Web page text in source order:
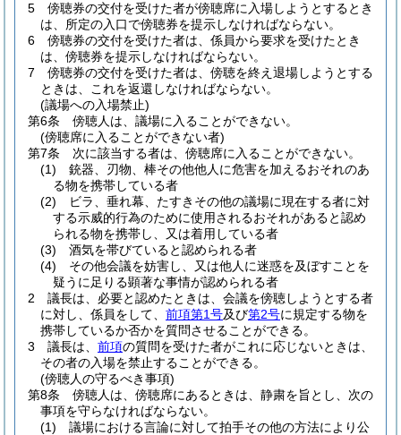
5
傍聴券の交付を受けた者が傍聴席に入場しようとするとき
は、所定の入口で傍聴券を提示しなければならない。
6
傍聴券の交付を受けた者は、係員から要求を受けたとき
は、傍聴券を提示しなければならない。
7
傍聴券の交付を受けた者は、傍聴を終え退場しようとする
ときは、これを返還しなければならない。
(議場への入場禁止)
第6条
傍聴人は、議場に入ることができない。
(傍聴席に入ることができない者)
第7条
次に該当する者は、傍聴席に入ることができない。
(1)
銃器、刃物、棒その他他人に危害を加えるおそれのあ
る物を携帯している者
(2)
ビラ、垂れ幕、たすきその他の議場に現在する者に対
する示威的行為のために使用されるおそれがあると認め
られる物を携帯し、又は着用している者
(3)
酒気を帯びていると認められる者
(4)
その他会議を妨害し、又は他人に迷惑を及ぼすことを
疑うに足りる顕著な事情が認められる者
2
議長は、必要と認めたときは、会議を傍聴しようとする者
に対し、係員をして、 前項第1号及び第2号に規定する物を
携帯しているか否かを質問させることができる。
3
議長は、 前項の質問を受けた者がこれに応じないときは、
その者の入場を禁止することができる。
(傍聴人の守るべき事項)
第8条
傍聴人は、傍聴席にあるときは、静粛を旨とし、次の
事項を守らなければならない。
(1)
議場における言論に対して拍手その他の方法により公